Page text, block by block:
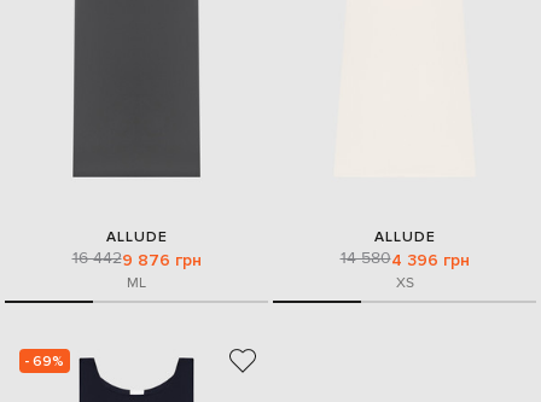
ALLUDE
16 4429 876 грн
ML
ALLUDE
14 5804 396 грн
XS
- 69%